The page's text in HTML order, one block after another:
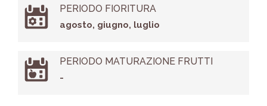
PERIODO FIORITURA
agosto, giugno, luglio
PERIODO MATURAZIONE FRUTTI
-